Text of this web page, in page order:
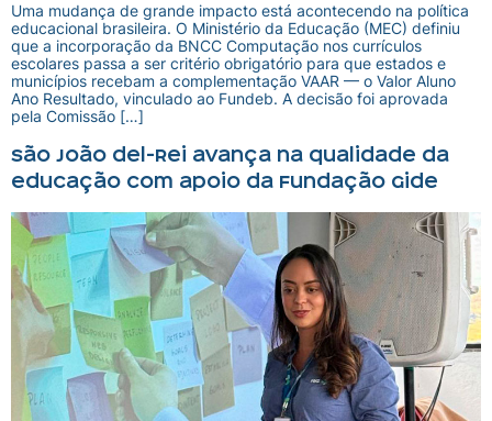
Uma mudança de grande impacto está acontecendo na política
educacional brasileira. O Ministério da Educação (MEC) definiu
que a incorporação da BNCC Computação nos currículos
escolares passa a ser critério obrigatório para que estados e
municípios recebam a complementação VAAR — o Valor Aluno
Ano Resultado, vinculado ao Fundeb. A decisão foi aprovada
pela Comissão […]
São João del-Rei avança na qualidade da
educação com apoio da Fundação Gide